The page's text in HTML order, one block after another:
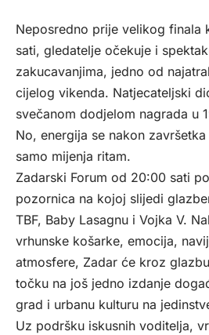
Neposredno prije velikog finala
sati, gledatelje očekuje i
zakucavanjima, jedno od
cijelog vikenda. Natjecateljski
svečanom dodjelom nagrada u
No, energija se nakon
samo mijenja ritam.
Zadarski Forum od 20:00 sati
pozornica na kojoj slijedi
TBF, Baby Lasagnu i Vojka V.
vrhunske košarke, emocija,
atmosfere, Zadar će kroz
točku na još jedno izdanje
grad i urbanu kulturu na
Uz podršku iskusnih voditelja,